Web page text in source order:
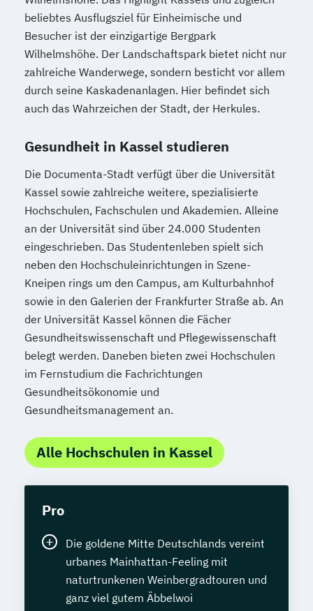
beliebtes Ausflugsziel für Einheimische und
Besucher ist der einzigartige Bergpark
Wilhelmshöhe. Der Landschaftspark bietet nicht nur
zahlreiche Wanderwege, sondern besticht vor allem
durch seine Kaskadenanlagen. Hier befindet sich
auch das Wahrzeichen der Stadt, der Herkules.
Gesundheit in Kassel studieren
Die Documenta-Stadt verfügt über die Universität
Kassel sowie zahlreiche weitere, spezialisierte
Hochschulen, Fachschulen und Akademien. Alleine
an der Universität sind über 24.000 Studenten
eingeschrieben. Das Studentenleben spielt sich
neben den Hochschuleinrichtungen in Szene-
Kneipen rings um den Campus, am Kulturbahnhof
sowie in den Galerien der Frankfurter Straße ab. An
der Universität Kassel können die Fächer
Gesundheitswissenschaft und Pflegewissenschaft
belegt werden. Daneben bieten zwei Hochschulen
im Fernstudium die Fachrichtungen
Gesundheitsökonomie und
Gesundheitsmanagement an.
Alle Hochschulen in Kassel
Pro
Die goldene Mitte Deutschlands vereint
urbanes Mainhattan-Feeling mit
naturtrunkenen Weinbergradtouren und
ganz viel gutem Äbbelwoi